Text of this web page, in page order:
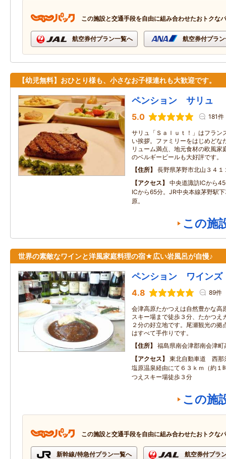
この施設と交通手段を自由に組み合わせたおトクな
航空券付プラン一覧へ 航空券付プラ
【幼児無料】おひとり様も、小さなお子様連れも大歓迎です。
ペンション サリュ
5.0 181件
サリュ「Ｓａｌｕｔ！」はフラン
い挨拶。ファミリーをはじめどな
リューム満点、地元食材の欧風家
のベルギービールも大好評です。
住所
長野県茅野市北山３４１
アクセス
中央道諏訪ICから
ICから65分。JR中央本線茅野駅
原。
この施
世界の素敵なワインと洋風家庭料理の宿★広い岩風呂が自慢♪
ペンション ワインズ
4.8 89件
会津高原たかつえは自然豊かな高
スキー場まで徒歩３分、たかつえ
２分の好立地です。尾瀬観光の拠
はすべて手作りです。
住所
福島県南会津郡南会津町
アクセス
東北自動車道 西那
塩原温泉経由にて６３ｋｍ（約１
つえスキー場徒歩３分
この施
この施設と交通手段を自由に組み合わせたおトクな
新幹線/特急付プラン一覧へ 航空券付プラ